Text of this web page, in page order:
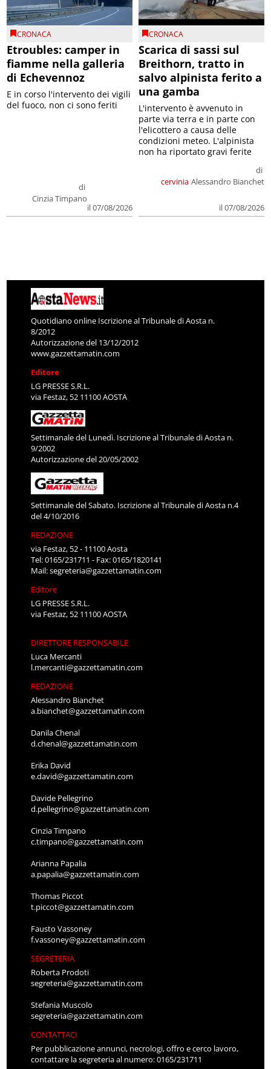
CRONACA
Etroubles: camper in
fiamme nella galleria
di Echevennoz
di
Cinzia Timpano
il 07/08/2026
E in corso l'intervento dei vigili
del fuoco, non ci sono feriti
CRONACA
Scarica di sassi sul
Breithorn, tratto in
salvo alpinista ferito a
una gamba
cervinia
di
Alessandro Bianchet
il 07/08/2026
L'intervento è avvenuto in
parte via terra e in parte con
l'elicottero a causa delle
condizioni meteo. L'alpinista
non ha riportato gravi ferite
Quotidiano online Iscrizione al Tribunale di Aosta n.
8/2012
Autorizzazione del 13/12/2012
www.gazzettamatin.com
Editore
LG PRESSE S.R.L.
via Festaz, 52 11100 AOSTA
Settimanale del Lunedì. Iscrizione al Tribunale di Aosta n.
9/2002
Autorizzazione del 20/05/2002
Settimanale del Sabato. Iscrizione al Tribunale di Aosta n.4
del 4/10/2016
REDAZIONE
via Festaz, 52 - 11100 Aosta
Tel: 0165/231711 - Fax: 0165/1820141
Mail:segreteria@gazzettamatin.com
Editore
LG PRESSE S.R.L.
via Festaz, 52 11100 AOSTA
DIRETTORE RESPONSABILE
Luca Mercanti
l.mercanti@gazzettamatin.com
REDAZIONE
Alessandro Bianchet
a.bianchet@gazzettamatin.com
Danila Chenal
d.chenal@gazzettamatin.com
Erika David
e.david@gazzettamatin.com
Davide Pellegrino
d.pellegrino@gazzettamatin.com
Cinzia Timpano
c.timpano@gazzettamatin.com
Arianna Papalia
a.papalia@gazzettamatin.com
Thomas Piccot
t.piccot@gazzettamatin.com
Fausto Vassoney
f.vassoney@gazzettamatin.com
SEGRETERIA
Roberta Prodoti
segreteria@gazzettamatin.com
Stefania Muscolo
segreteria@gazzettamatin.com
CONTATTACI
Per pubblicazione annunci, necrologi, offro e cerco lavoro,
contattare la segreteria al numero: 0165/231711